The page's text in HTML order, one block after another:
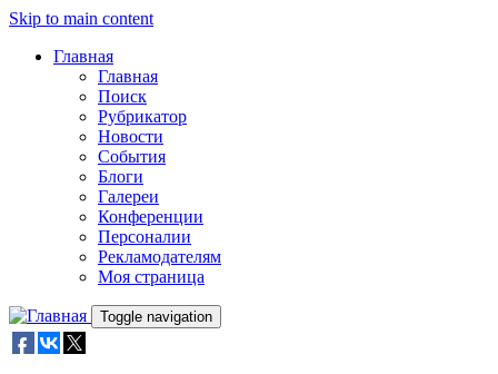
Skip to main content
Главная
Главная
Поиск
Рубрикатор
Новости
События
Блоги
Галереи
Конференции
Персоналии
Рекламодателям
Моя страница
Toggle navigation